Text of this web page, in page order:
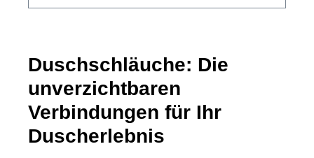
sammeln können. Der langlebige
Duschschlauch bleibt dicht und verfügt über
die wichtige Trinkwasserzulassung, so dass
das Wasser nur mit Materialien in Berührung
kommt, die trinkwasserzugelassen sind. Der
Duschschläuche: Die
unverzichtbaren
Verbindungen für Ihr
Duscherlebnis